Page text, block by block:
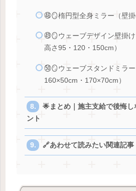
㊽🪞楕円型全身ミラー（壁
㊾🪞ウェーブデザイン壁掛
高さ95・120・150cm）
㊿🪞ウェーブスタンドミラ
160×50cm・170×70cm）
🌟まとめ｜施主支給で後悔
ント
🔗あわせて読みたい関連記事